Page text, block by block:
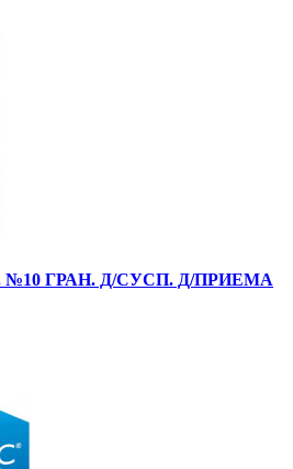
№10 ГРАН. Д/СУСП. Д/ПРИЕМА